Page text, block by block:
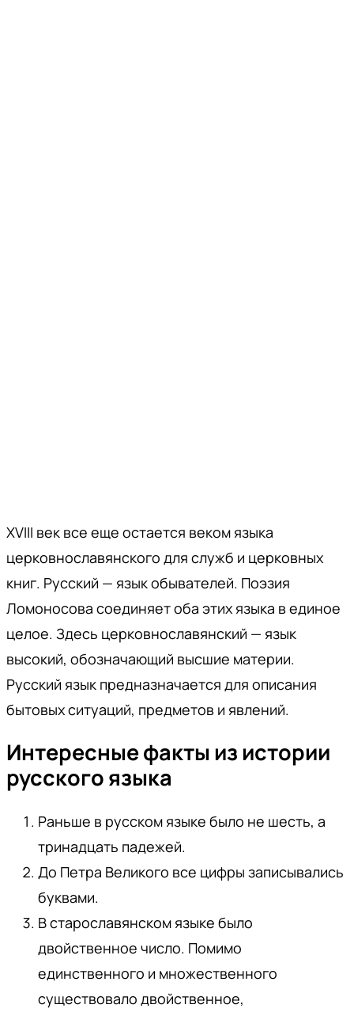
XVIII век все еще остается веком языка
церковнославянского для служб и церковных
книг. Русский — язык обывателей. Поэзия
Ломоносова соединяет оба этих языка в единое
целое. Здесь церковнославянский — язык
высокий, обозначающий высшие материи.
Русский язык предназначается для описания
бытовых ситуаций, предметов и явлений.
Интересные факты из истории
русского языка
Раньше в русском языке было не шесть, а
тринадцать падежей.
До Петра Великого все цифры записывались
буквами.
В старославянском языке было
двойственное число. Помимо
единственного и множественного
существовало двойственное,